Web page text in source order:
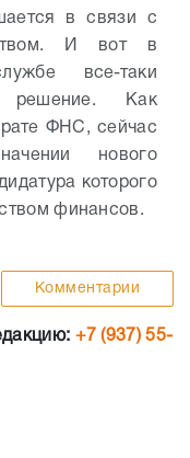
в связи с
И вот в
все-таки
решение. Как
ФНС, сейчас
нового
которого
финансов.
Комментарии
+7 (937) 55-